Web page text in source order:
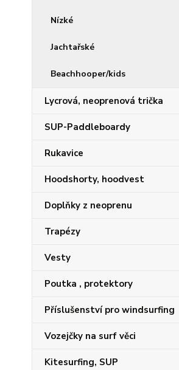
Nízké
Jachtařské
Beachhooper/kids
Lycrová, neoprenová trička
SUP-Paddleboardy
Rukavice
Hoodshorty, hoodvest
Doplňky z neoprenu
Trapézy
Vesty
Poutka , protektory
Příslušenství pro windsurfing
Vozejčky na surf věci
Kitesurfing, SUP